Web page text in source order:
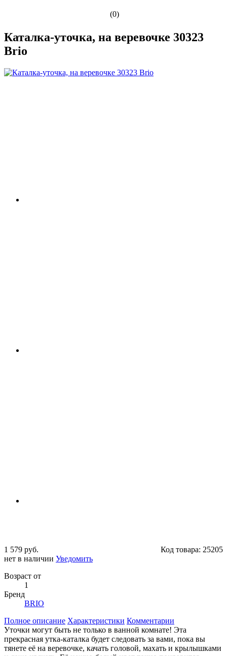
(0)
Каталка-уточка, на веревочке 30323
Brio
1 579 руб. Код товара: 25205
нет в наличии Уведомить
Возраст от
1
Бренд
BRIO
Полное описание Характеристики Комментарии
Уточки могут быть не только в ванной комнате! Эта
прекрасная утка-каталка будет следовать за вами, пока вы
тянете её на веревочке, качать головой, махать и крылышками